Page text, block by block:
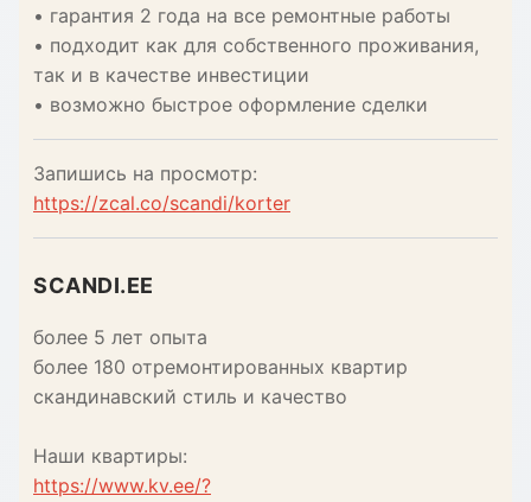
• гарантия 2 года на все ремонтные работы
• подходит как для собственного проживания,
так и в качестве инвестиции
• возможно быстрое оформление сделки
Запишись на просмотр:
https://zcal.co/scandi/korter
SCANDI.EE
более 5 лет опыта
более 180 отремонтированных квартир
скандинавский стиль и качество
Наши квартиры:
https://www.kv.ee/?